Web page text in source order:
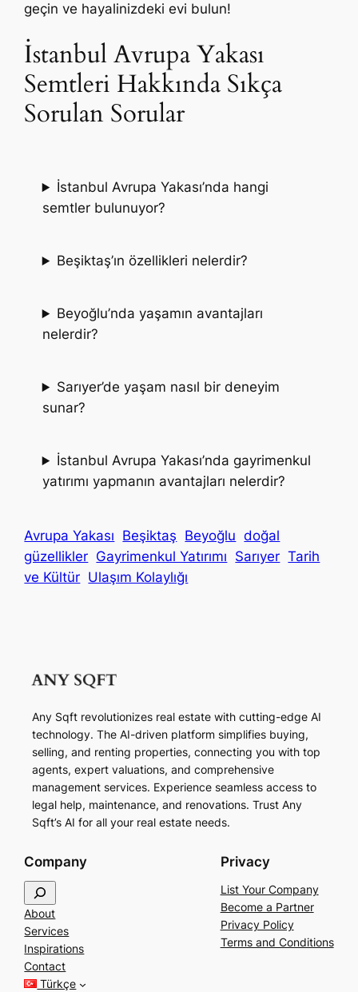
geçin ve hayalinizdeki evi bulun!
İstanbul Avrupa Yakası
Semtleri Hakkında Sıkça
Sorulan Sorular
İstanbul Avrupa Yakası’nda hangi
semtler bulunuyor?
Beşiktaş’ın özellikleri nelerdir?
Beyoğlu’nda yaşamın avantajları
nelerdir?
Sarıyer’de yaşam nasıl bir deneyim
sunar?
İstanbul Avrupa Yakası’nda gayrimenkul
yatırımı yapmanın avantajları nelerdir?
Avrupa Yakası Beşiktaş Beyoğlu doğal
güzellikler Gayrimenkul Yatırımı Sarıyer Tarih
ve Kültür Ulaşım Kolaylığı
Any Sqft revolutionizes real estate with cutting-edge AI
technology. The AI-driven platform simplifies buying,
selling, and renting properties, connecting you with top
agents, expert valuations, and comprehensive
management services. Experience seamless access to
legal help, maintenance, and renovations. Trust Any
Sqft’s AI for all your real estate needs.
Company
e
a
r
c
h
About
Services
Inspirations
Contact
Türkçe
Privacy
List Your Company
Become a Partner
Privacy Policy
Terms and Conditions